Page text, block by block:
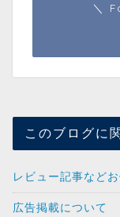
＼
このブログに
レビュー記事など
広告掲載について